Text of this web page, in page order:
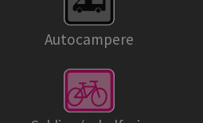
Autocampere